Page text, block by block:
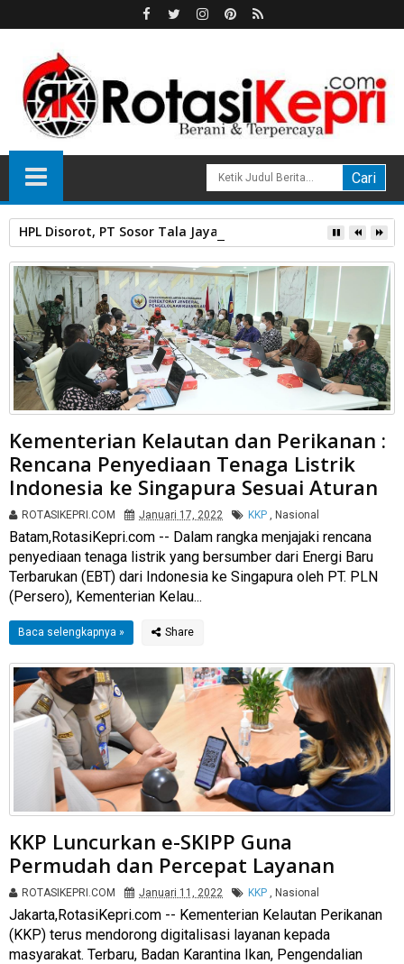
HPL Disorot, PT Sosor Tala Jaya Tolak Perluasan Kampung
Kementerian Kelautan dan Perikanan :
Rencana Penyediaan Tenaga Listrik
Indonesia ke Singapura Sesuai Aturan
ROTASIKEPRI.COM Januari 17, 2022 KKP , Nasional
Batam,RotasiKepri.com -- Dalam rangka menjajaki rencana
penyediaan tenaga listrik yang bersumber dari Energi Baru
Terbarukan (EBT) dari Indonesia ke Singapura oleh PT. PLN
(Persero), Kementerian Kelau...
Baca selengkapnya »
KKP Luncurkan e-SKIPP Guna
Permudah dan Percepat Layanan
ROTASIKEPRI.COM Januari 11, 2022 KKP , Nasional
Jakarta,RotasiKepri.com -- Kementerian Kelautan Perikanan
(KKP) terus mendorong digitalisasi layanan kepada
masyarakat. Terbaru, Badan Karantina Ikan, Pengendalian